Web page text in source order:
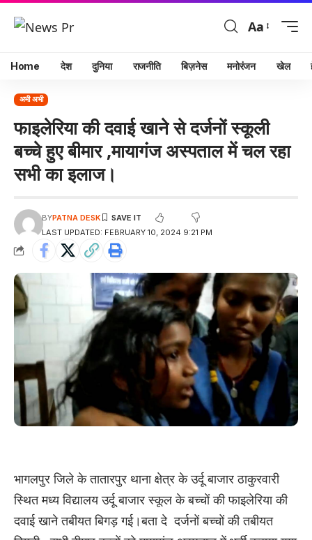
Aa
Home देश दुनिया राजनीति बिज़नेस मनोरंजन खेल
अभी अभी
फाइलेरिया की दवाई खाने से दर्जनों स्कूली
बच्चे हुए बीमार ,मायागंज अस्पताल में चल रहा
सभी का इलाज।
LAST UPDATED: FEBRUARY 10, 2024 9:21 PM
BYPATNA DESK
भागलपुर जिले के तातारपुर थाना क्षेत्र के उर्दू बाजार ठाकुरवारी
स्थित मध्य विद्यालय उर्दू बाजार स्कूल के बच्चों की फाइलेरिया की
दवाई खाने तबीयत बिगड़ गई।बता दे दर्जनों बच्चों की तबीयत